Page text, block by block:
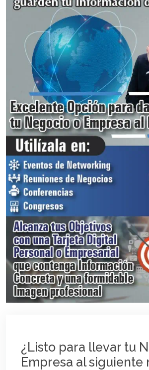
¿Listo para llevar tu
Empresa al siguiente